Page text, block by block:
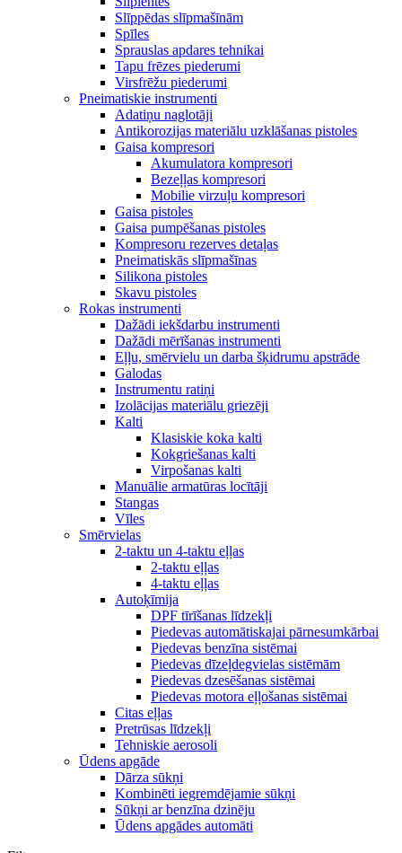
Slīppēdas slīpmašīnām
Spīles
Sprauslas apdares tehnikai
Tapu frēzes piederumi
Virsfrēžu piederumi
Pneimatiskie instrumenti
Adatiņu naglotāji
Antikorozijas materiālu uzklāšanas pistoles
Gaisa kompresori
Akumulatora kompresori
Bezeļļas kompresori
Mobilie virzuļu kompresori
Gaisa pistoles
Gaisa pumpēšanas pistoles
Kompresoru rezerves detaļas
Pneimatiskās slīpmašīnas
Silikona pistoles
Skavu pistoles
Rokas instrumenti
Dažādi iekšdarbu instrumenti
Dažādi mērīšanas instrumenti
Eļļu, smērvielu un darba šķidrumu apstrāde
Galodas
Instrumentu ratiņi
Izolācijas materiālu griezēji
Kalti
Klasiskie koka kalti
Kokgriešanas kalti
Virpošanas kalti
Manuālie armatūras locītāji
Stangas
Vīles
Smērvielas
2-taktu un 4-taktu eļļas
2-taktu eļļas
4-taktu eļļas
Autoķīmija
DPF tīrīšanas līdzekļi
Piedevas automātiskajai pārnesumkārbai
Piedevas benzīna sistēmai
Piedevas dīzeļdegvielas sistēmām
Piedevas dzesēšanas sistēmai
Piedevas motora eļļošanas sistēmai
Citas eļļas
Pretrūsas līdzekļi
Tehniskie aerosoli
Ūdens apgāde
Dārza sūkņi
Kombinēti iegremdējamie sūkņi
Sūkņi ar benzīna dzinēju
Ūdens apgādes automāti